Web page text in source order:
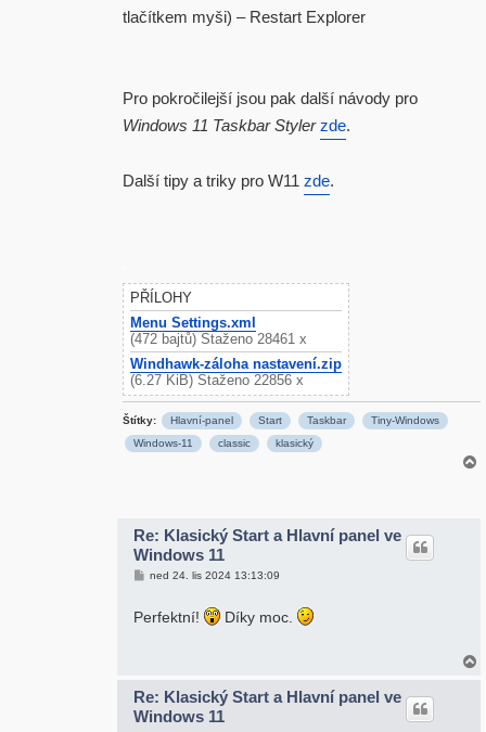
tlačítkem myši) – Restart Explorer
Pro pokročilejší jsou pak další návody pro
Windows 11 Taskbar Styler zde.
Další tipy a triky pro W11 zde.
PŘÍLOHY
Menu Settings.xml
(472 bajtů) Staženo 28461 x
Windhawk-záloha nastavení.zip
(6.27 KiB) Staženo 22856 x
Štítky: Hlavní-panel Start Taskbar
Tiny-Windows
Windows-11
classic klasický
Re: Klasický Start a Hlavní panel ve
Windows 11
P
s
p
ned 24. lis 2024 13:13:09
Perfektní! Díky moc.
Re: Klasický Start a Hlavní panel ve
Windows 11